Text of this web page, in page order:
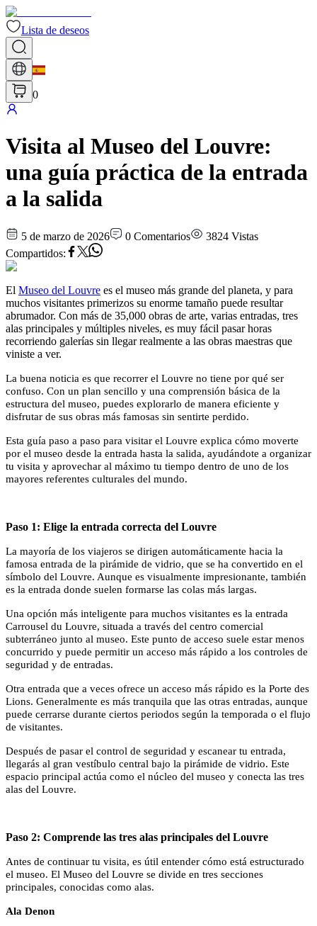
Lista de deseos
0
Visita al Museo del Louvre:
una guía práctica de la entrada
a la salida
5 de marzo de 2026 0 Comentarios 3824 Vistas
Compartidos:
El Museo del Louvre es el museo más grande del planeta, y para
muchos visitantes primerizos su enorme tamaño puede resultar
abrumador. Con más de 35,000 obras de arte, varias entradas, tres
alas principales y múltiples niveles, es muy fácil pasar horas
recorriendo galerías sin llegar realmente a las obras maestras que
viniste a ver.
La buena noticia es que recorrer el Louvre no tiene por qué ser
confuso. Con un plan sencillo y una comprensión básica de la
estructura del museo, puedes explorarlo de manera eficiente y
disfrutar de sus obras más famosas sin sentirte perdido.
Esta guía paso a paso para visitar el Louvre explica cómo moverte
por el museo desde la entrada hasta la salida, ayudándote a organizar
tu visita y aprovechar al máximo tu tiempo dentro de uno de los
mayores referentes culturales del mundo.
Paso 1: Elige la entrada correcta del Louvre
La mayoría de los viajeros se dirigen automáticamente hacia la
famosa entrada de la pirámide de vidrio, que se ha convertido en el
símbolo del Louvre. Aunque es visualmente impresionante, también
es la entrada donde suelen formarse las colas más largas.
Una opción más inteligente para muchos visitantes es la entrada
Carrousel du Louvre, situada a través del centro comercial
subterráneo junto al museo. Este punto de acceso suele estar menos
concurrido y puede permitir un acceso más rápido a los controles de
seguridad y de entradas.
Otra entrada que a veces ofrece un acceso más rápido es la Porte des
Lions. Generalmente es más tranquila que las otras entradas, aunque
puede cerrarse durante ciertos periodos según la temporada o el flujo
de visitantes.
Después de pasar el control de seguridad y escanear tu entrada,
llegarás al gran vestíbulo central bajo la pirámide de vidrio. Este
espacio principal actúa como el núcleo del museo y conecta las tres
alas del Louvre.
Paso 2: Comprende las tres alas principales del Louvre
Antes de continuar tu visita, es útil entender cómo está estructurado
el museo. El Museo del Louvre se divide en tres secciones
principales, conocidas como alas.
Ala Denon